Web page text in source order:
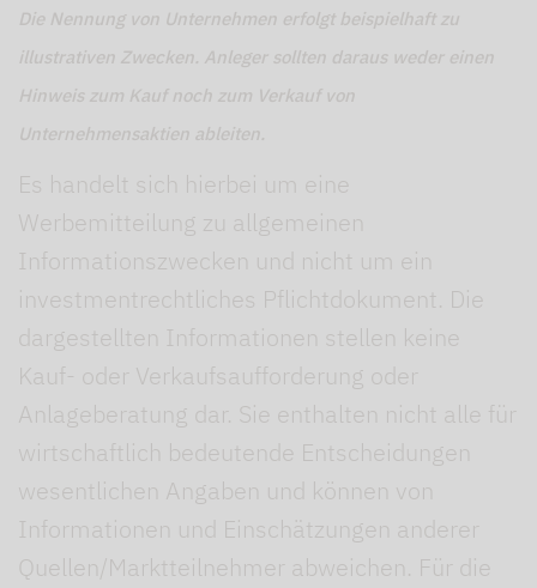
Die Nennung von Unternehmen erfolgt beispielhaft zu
illustrativen Zwecken. Anleger sollten daraus weder einen
Hinweis zum Kauf noch zum Verkauf von
Unternehmensaktien ableiten.
Es handelt sich hierbei um eine
Werbemitteilung zu allgemeinen
Informationszwecken und nicht um ein
investmentrechtliches Pflichtdokument. Die
dargestellten Informationen stellen keine
Kauf- oder Verkaufsaufforderung oder
Anlageberatung dar. Sie enthalten nicht alle für
wirtschaftlich bedeutende Entscheidungen
wesentlichen Angaben und können von
Informationen und Einschätzungen anderer
Quellen/Marktteilnehmer abweichen. Für die